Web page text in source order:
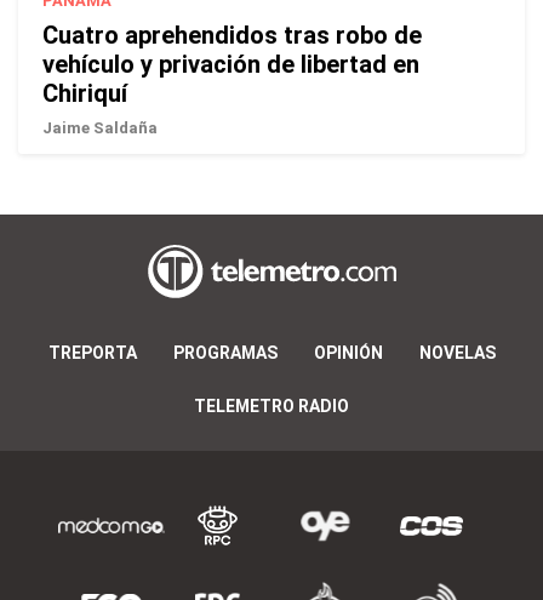
Cuatro aprehendidos tras robo de
vehículo y privación de libertad en
Chiriquí
Jaime Saldaña
TREPORTA PROGRAMAS OPINIÓN NOVELAS
TELEMETRO RADIO